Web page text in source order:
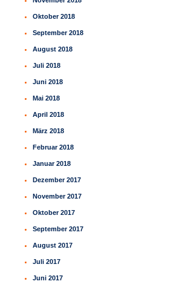
Oktober 2018
September 2018
August 2018
Juli 2018
Juni 2018
Mai 2018
April 2018
März 2018
Februar 2018
Januar 2018
Dezember 2017
November 2017
Oktober 2017
September 2017
August 2017
Juli 2017
Juni 2017